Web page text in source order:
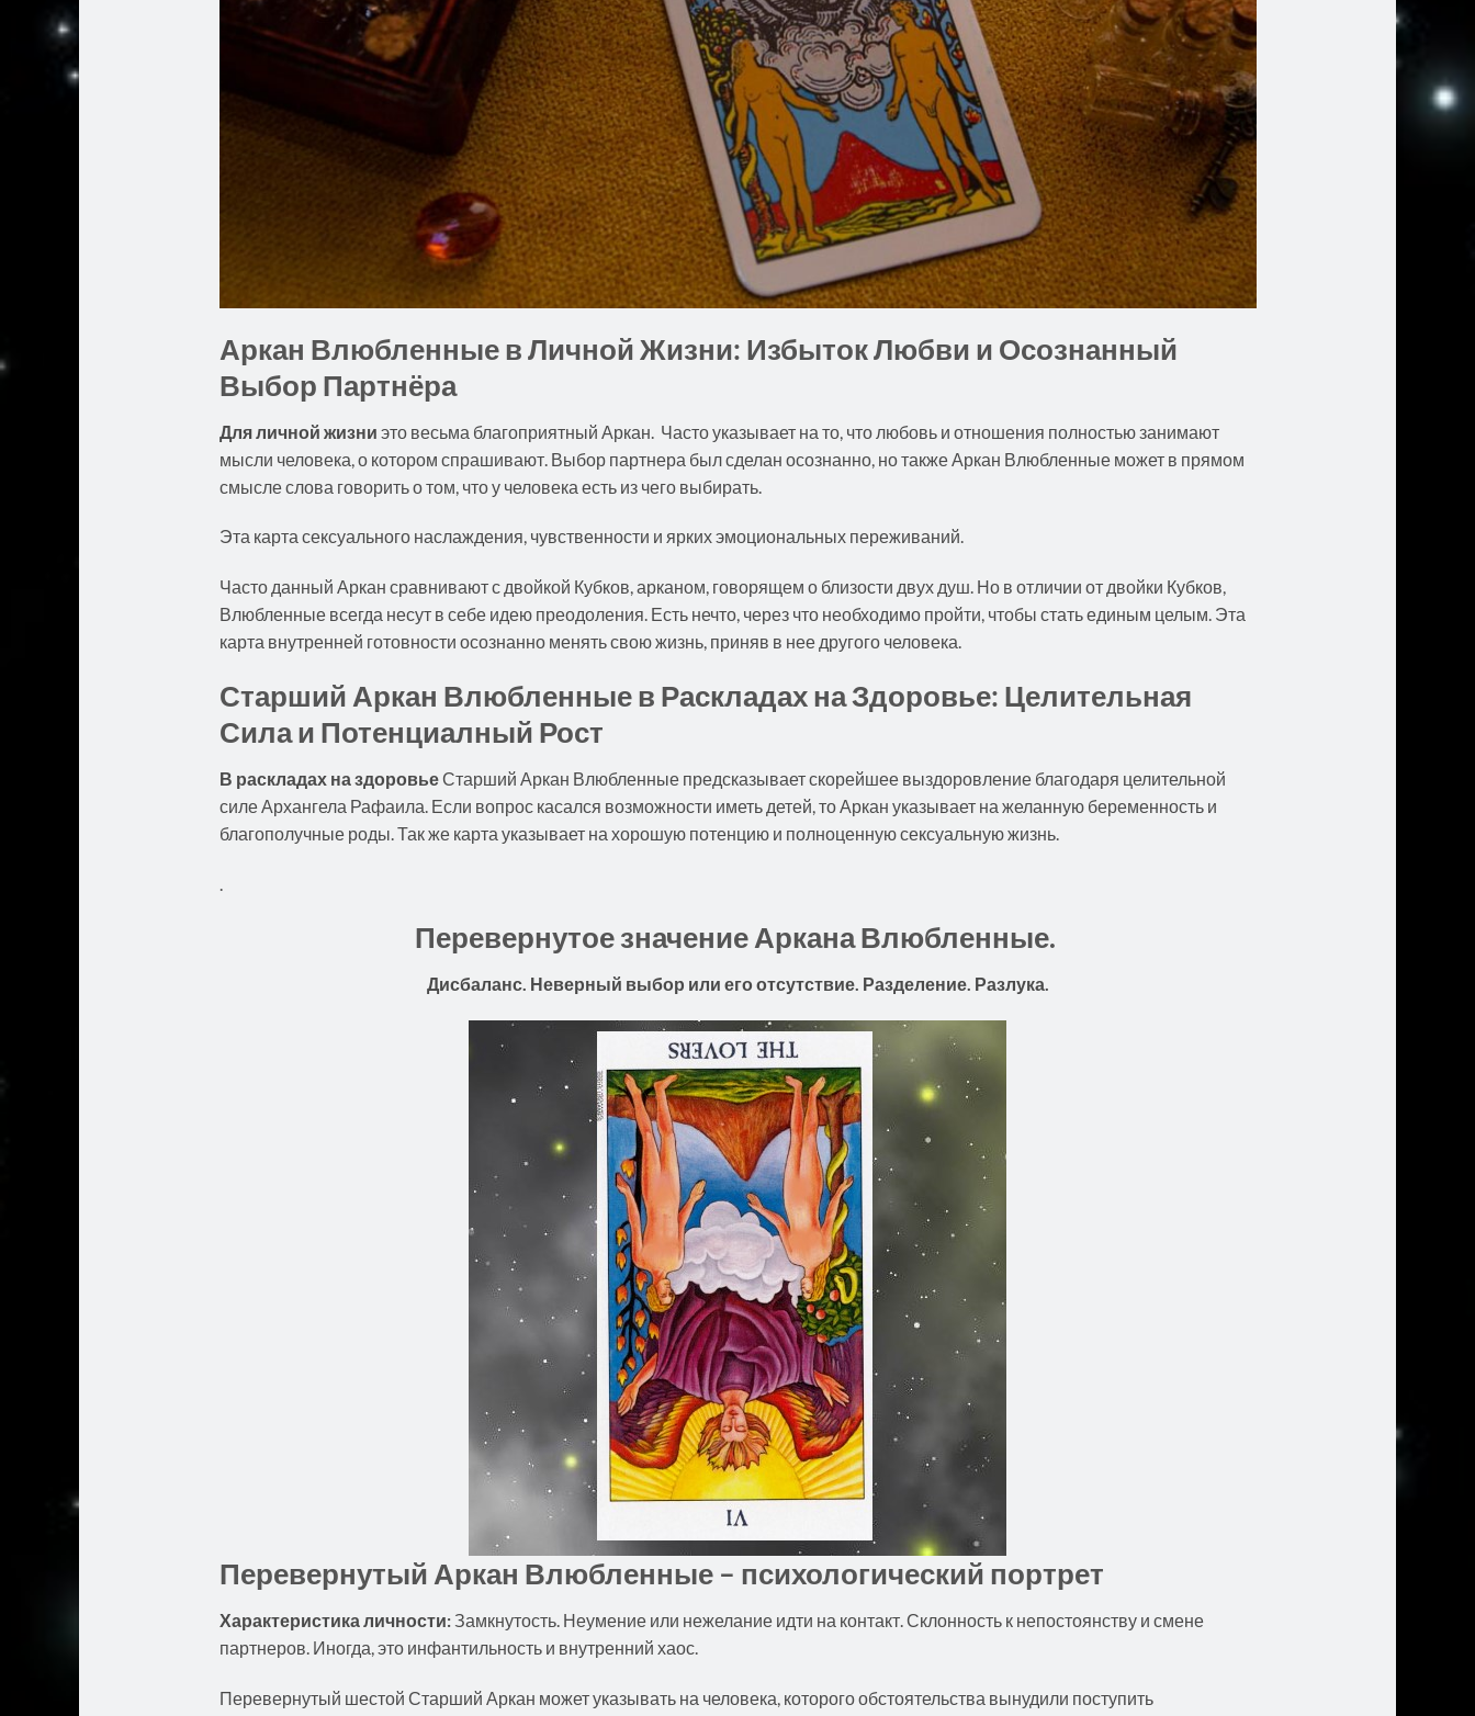
Аркан Влюбленные в Личной Жизни: Избыток Любви и Осознанный
Выбор Партнёра
Для личной жизни это весьма благоприятный Аркан. Часто указывает на то, что любовь и отношения полностью занимают
мысли человека, о котором спрашивают. Выбор партнера был сделан осознанно, но также Аркан Влюбленные может в прямом
смысле слова говорить о том, что у человека есть из чего выбирать.
Эта карта сексуального наслаждения, чувственности и ярких эмоциональных переживаний.
Часто данный Аркан сравнивают с двойкой Кубков, арканом, говорящем о близости двух душ. Но в отличии от двойки Кубков,
Влюбленные всегда несут в себе идею преодоления. Есть нечто, через что необходимо пройти, чтобы стать единым целым. Эта
карта внутренней готовности осознанно менять свою жизнь, приняв в нее другого человека.
Старший Аркан Влюбленные в Раскладах на Здоровье: Целительная
Сила и Потенциалный Рост
В раскладах на здоровьеСтарший Аркан Влюбленные предсказывает скорейшее выздоровление благодаря целительной
силе Архангела Рафаила. Если вопрос касался возможности иметь детей, то Аркан указывает на желанную беременность и
благополучные роды. Так же карта указывает на хорошую потенцию и полноценную сексуальную жизнь.
Перевернутое значение Аркана Влюбленные.
Дисбаланс. Неверный выбор или его отсутствие. Разделение. Разлука.
Перевернутый Аркан Влюбленные – психологический портрет
Характеристика личности: Замкнутость. Неумение или нежелание идти на контакт. Склонность к непостоянству и смене
партнеров. Иногда, это инфантильность и внутренний хаос.
Перевернутый шестой Старший Аркан может указывать на человека, которого обстоятельства вынудили поступить